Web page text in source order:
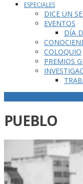
ESPECIALES
DICE UN
EVENTOS
DÍA
COLOQUIO
PREMIOS
PUEBLO